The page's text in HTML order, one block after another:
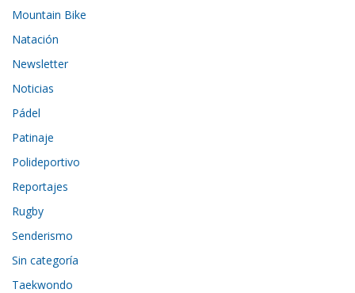
Mountain Bike
Natación
Newsletter
Noticias
Pádel
Patinaje
Polideportivo
Reportajes
Rugby
Senderismo
Sin categoría
Taekwondo